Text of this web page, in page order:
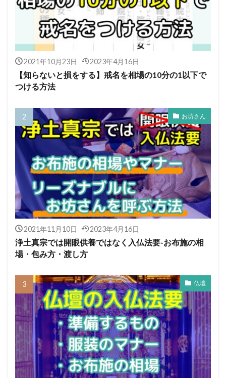
2021年10月23日 2023年4月16日
【知らないと損をする】戒名を相場の10分の1以下で
つける方法
お坊さん
2021年11月10日 2023年4月16日
浄土真宗では開眼供養ではなく入仏法要-お布施の相
場・包み方・渡し方
仏壇